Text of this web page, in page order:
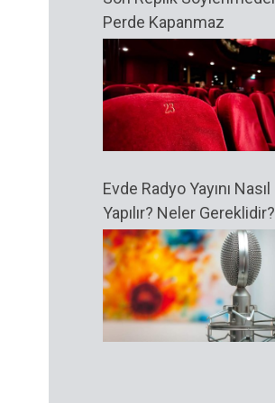
Perde Kapanmaz
Evde Radyo Yayını Nasıl
Yapılır? Neler Gereklidir?